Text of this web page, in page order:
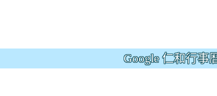
Google 仁和行事
g7OisECve/
g7OisECve/
ogle.com/